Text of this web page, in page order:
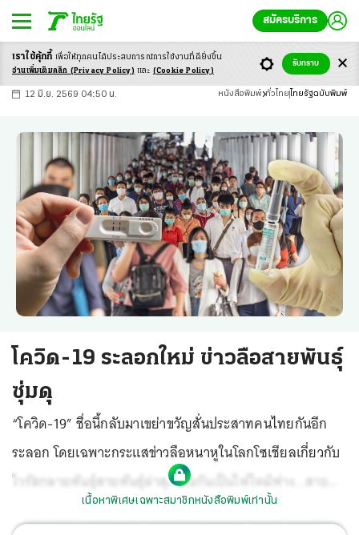
สมัครบริการ
-ก ก ก+
12 มิ.ย. 2569 04:50 น. หนังสือพิมพ์ ทั่วไทย ไทยรัฐฉบับพิมพ์
โควิด-19 ระลอกใหม่ ข่าวลือสายพันธุ์
ซุ่มดุ
“โควิด-19” ชื่อนี้กลับมาเขย่าขวัญสั่นประสาทคนไทยกันอีก
ระลอก โดยเฉพาะกระแสข่าวลือหนาหูในโลกโซเชียลเกี่ยวกับ
ไวรัสกลายพันธุ์สายพันธุ์ล่าสุด ลือกันเป็นไฟไหม้ฟาง...สาย
พันธุ์นี้แอบซุ่มเงียบ ยึดพื้นที่การระบาดในประเทศไทยไปแล้ว
เนื้อหาพิเศษเฉพาะสมาชิกหนังสือพิมพ์เท่านั้น
เราใช้คุ้กกี้ เพื่อให้ทุกคนได้ประสบการณ์การใช้งานที่ดียิ่งขึ้น
อ่านเพิ่มเติมคลิก (Privacy Policy) และ (Cookie Policy)
รับทราบ